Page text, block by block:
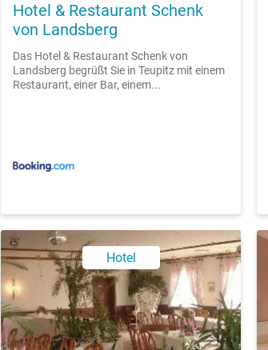
Hotel & Restaurant Schenk
von Landsberg
Das Hotel & Restaurant Schenk von
Landsberg begrüßt Sie in Teupitz mit einem
Restaurant, einer Bar, einem...
Hotel